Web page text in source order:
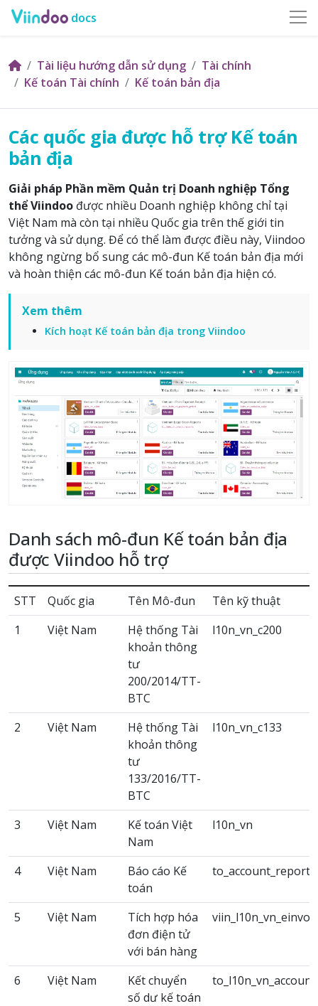
docs
Tài liệu hướng dẫn sử dụng
Tài chính
Kế toán Tài chính
Kế toán bản địa
Các quốc gia được hỗ trợ Kế toán
bản địa
Giải pháp Phần mềm Quản trị Doanh nghiệp Tổng
thể Viindoo được nhiều Doanh nghiệp không chỉ tại
Việt Nam mà còn tại nhiều Quốc gia trên thế giới tin
tưởng và sử dụng. Để có thể làm được điều này, Viindoo
không ngừng bổ sung các mô-đun Kế toán bản địa mới
và hoàn thiện các mô-đun Kế toán bản địa hiện có.
Xem thêm
Kích hoạt Kế toán bản địa trong Viindoo
Danh sách mô-đun Kế toán bản địa
được Viindoo hỗ trợ
STT Quốc gia Tên Mô-đun
Tên kỹ thuật
1
Việt Nam
Hệ thống Tài
khoản thông
tư
200/2014/TT-
BTC
l10n_vn_c200
2 Việt Nam
Hệ thống Tài
khoản thông
tư
133/2016/TT-
BTC
l10n_vn_c133
3 Việt Nam
Kế toán Việt
Nam
l10n_vn
4 Việt Nam
Báo cáo Kế
toán
5 Việt Nam
Tích hợp hóa
đơn điện tử
với bán hàng
6 Việt Nam
Kết chuyển
số dư kế toán